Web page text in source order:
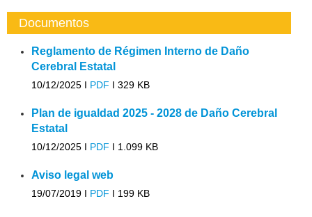
Documentos
Reglamento de Régimen Interno de Daño
Cerebral Estatal
10/12/2025 I PDF I 329 KB
Plan de igualdad 2025 - 2028 de Daño Cerebral
Estatal
10/12/2025 I PDF I 1.099 KB
Aviso legal web
19/07/2019 I PDF I 199 KB